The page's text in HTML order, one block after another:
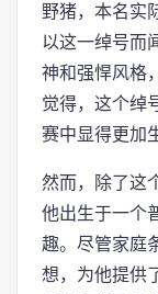
野猪，本名实
以这一绰号而
神和强悍风格
觉得，这个绰
赛中显得更加
然而，除了这
他出生于一个
趣。尽管家庭
想，为他提供